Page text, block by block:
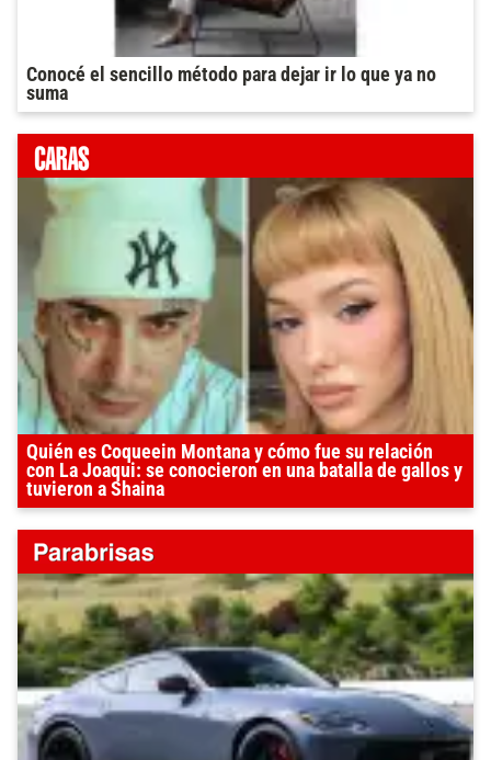
Conocé el sencillo método para dejar ir lo que ya no
suma
Quién es Coqueein Montana y cómo fue su relación
con La Joaqui: se conocieron en una batalla de gallos y
tuvieron a Shaina